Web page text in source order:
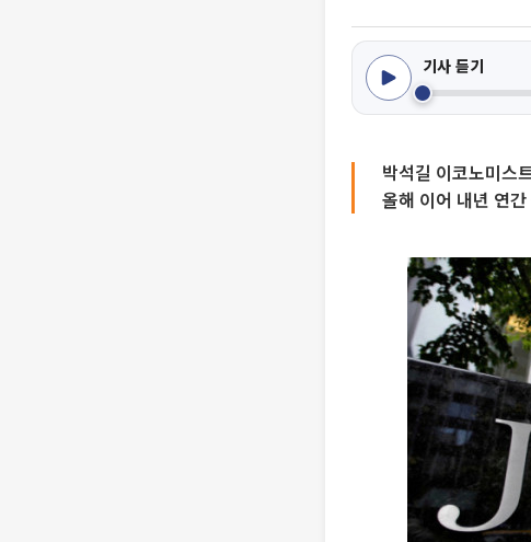
기사 듣기
박석길 이코노미스
올해 이어 내년 연